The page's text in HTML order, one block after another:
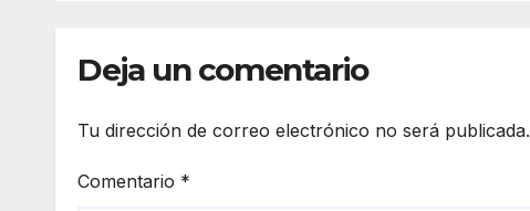
Deja un comentario
Tu dirección de correo electrónico no será publicada.
Comentario *